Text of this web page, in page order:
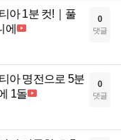
아 1분 컷!｜풀
에
0
댓글
아 명전으로 5분
1돌
0
댓글